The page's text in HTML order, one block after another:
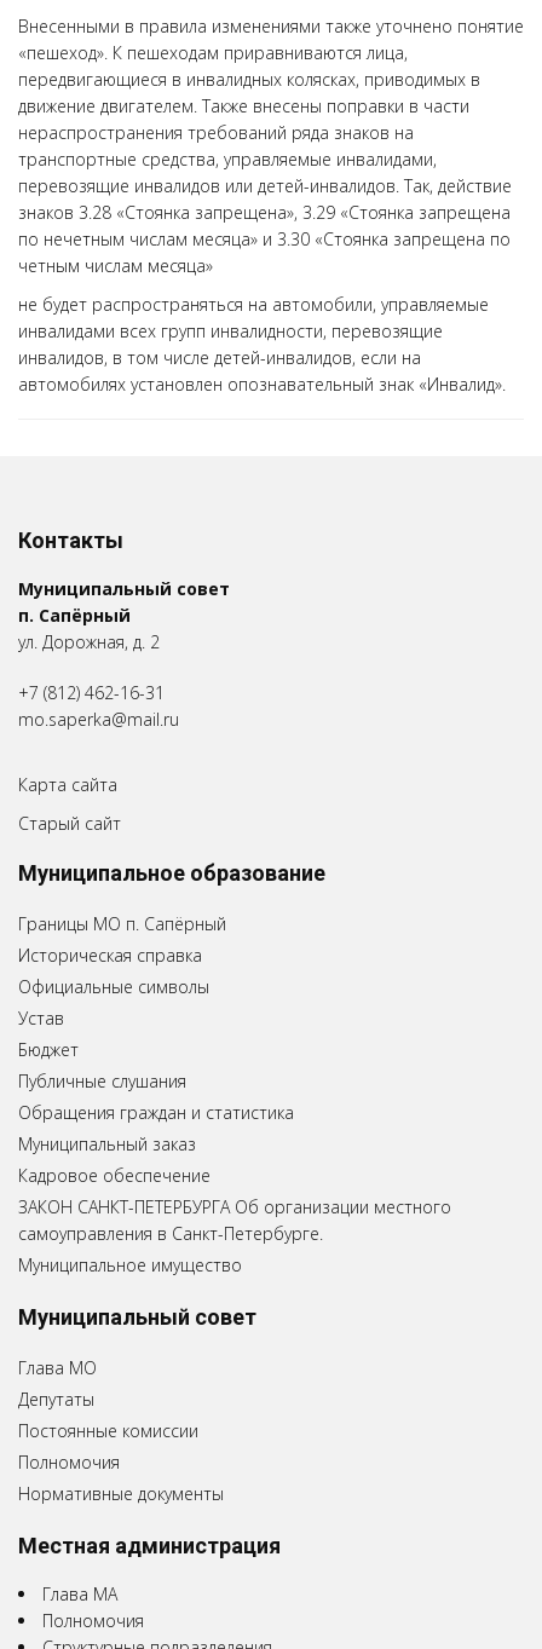
Внесенными в правила изменениями также уточнено понятие
«пешеход». К пешеходам приравниваются лица,
передвигающиеся в инвалидных колясках, приводимых в
движение двигателем. Также внесены поправки в части
нераспространения требований ряда знаков на
транспортные средства, управляемые инвалидами,
перевозящие инвалидов или детей-инвалидов. Так, действие
знаков 3.28 «Стоянка запрещена», 3.29 «Стоянка запрещена
по нечетным числам месяца» и 3.30 «Стоянка запрещена по
четным числам месяца»
не будет распространяться на автомобили, управляемые
инвалидами всех групп инвалидности, перевозящие
инвалидов, в том числе детей-инвалидов, если на
автомобилях установлен опознавательный знак «Инвалид».
Контакты
Муниципальный совет
п. Сапёрный
ул. Дорожная, д. 2
+7 (812) 462-16-31
mo.saperka@mail.ru
Карта сайта
Старый сайт
Муниципальное образование
Границы МО п. Сапёрный
Историческая справка
Официальные символы
Устав
Бюджет
Публичные слушания
Обращения граждан и статистика
Муниципальный заказ
Кадровое обеспечение
ЗАКОН САНКТ-ПЕТЕРБУРГА Об организации местного
самоуправления в Санкт-Петербурге.
Муниципальное имущество
Муниципальный совет
Глава МО
Депутаты
Постоянные комиссии
Полномочия
Нормативные документы
Местная администрация
Глава МА
Полномочия